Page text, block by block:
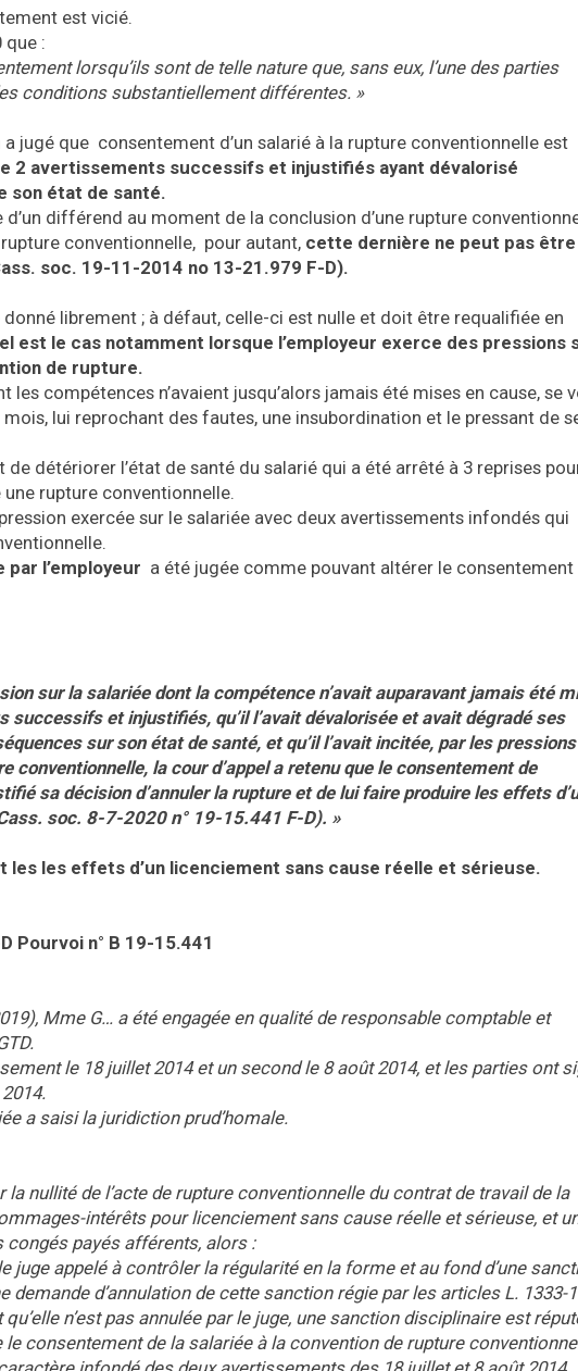
est vicié.
que :
lorsqu’ils sont de telle nature que, sans eux, l’une des parties
conditions substantiellement différentes. »
jugé que consentement d’un salarié à la rupture conventionnelle est
2 avertissements successifs et injustifiés ayant dévalorisé
son état de santé.
d’un différend au moment de la conclusion d’une rupture
conventionnelle, pour autant, cette dernière ne peut pas être
soc. 19-11-2014 no 13-21.979 F-D).
librement ; à défaut, celle-ci est nulle et doit être requalifiée en
est le cas notamment lorsque l’employeur exerce des pressions
de rupture.
compétences n’avaient jusqu’alors jamais été mises en cause, se
mois, lui reprochant des fautes, une insubordination et le pressant de
détériorer l’état de santé du salarié qui a été arrêté à 3 reprises
rupture conventionnelle.
exercée sur le salariée avec deux avertissements infondés qui
l’employeur a été jugée comme pouvant altérer le consentement
sur la salariée dont la compétence n’avait auparavant jamais été
et injustifiés, qu’il l’avait dévalorisée et avait dégradé ses
sur son état de santé, et qu’il l’avait incitée, par les pressions
conventionnelle, la cour d’appel a retenu que le consentement de
sa décision d’annuler la rupture et de lui faire produire les effets
soc. 8-7-2020 n° 19-15.441 F-D). »
les effets d’un licenciement sans cause réelle et sérieuse.
Pourvoi n° B 19-15.441
Mme G… a été engagée en qualité de responsable comptable et
le 18 juillet 2014 et un second le 8 août 2014, et les parties ont
a saisi la juridiction prud’homale.
la nullité de l’acte de rupture conventionnelle du contrat de travail de la
intérêts pour licenciement sans cause réelle et sérieuse, et
payés afférents, alors :
juge appelé à contrôler la régularité en la forme et au fond d’une
demande d’annulation de cette sanction régie par les articles L. 1333-
n’est pas annulée par le juge, une sanction disciplinaire est
consentement de la salariée à la convention de rupture